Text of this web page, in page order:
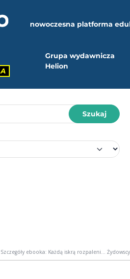
nowoczesna platforma
A
Grupa wydawnicza
Helion
Szukaj
Szczegóły ebooka: Każdą iskrą rozpaleni...